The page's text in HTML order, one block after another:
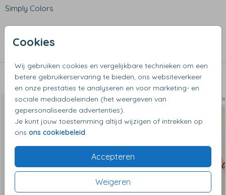
Cookies
Wij gebruiken cookies en vergelijkbare technieken om een
betere gebruikerservaring te bieden, ons websiteverkeer
en onze prestaties te analyseren en voor marketing- en
sociale mediadoeleinden (het weergeven van
gepersonaliseerde advertenties).
Je kunt jouw toestemming altijd wijzigen of intrekken op
ons ons cookiebeleid.
Accepteren
Weigeren
Simply Colors
Collectie
Opbergzakken
Dit vind je misschien ook leuk
Op diverse kleuren en maten Op diverse